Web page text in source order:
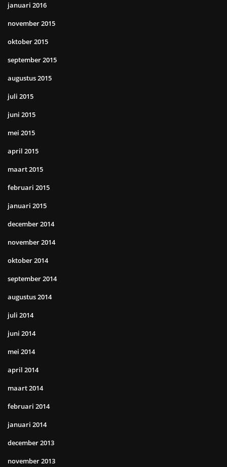
januari 2016
november 2015
oktober 2015
september 2015
augustus 2015
juli 2015
juni 2015
mei 2015
april 2015
maart 2015
februari 2015
januari 2015
december 2014
november 2014
oktober 2014
september 2014
augustus 2014
juli 2014
juni 2014
mei 2014
april 2014
maart 2014
februari 2014
januari 2014
december 2013
november 2013